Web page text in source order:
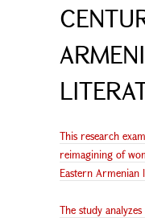
This research
reimagining of
Eastern Armenian
The study